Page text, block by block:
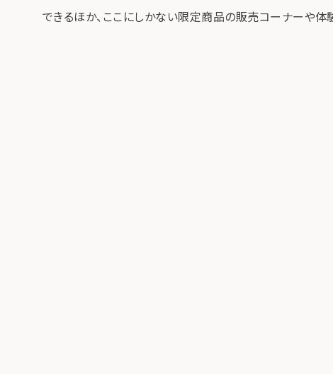
できるほか、ここにしかない限定商品の販売コーナーや体